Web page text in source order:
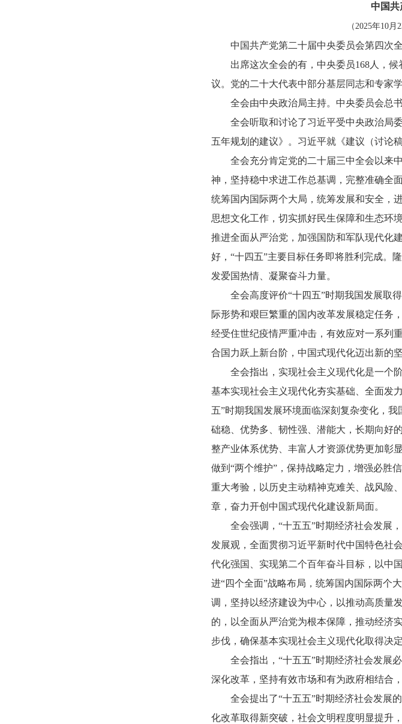
中国
（2025年10
中国共产党第二十届中央委员会第四次
出席这次全会的有，中央委员168人，
议。党的二十大代表中部分基层同志和专家
全会由中央政治局主持。中央委员会总
全会听取和讨论了习近平受中央政治局
五年规划的建议》。习近平就《建议（讨论
全会充分肯定党的二十届三中全会以来
神，坚持稳中求进工作总基调，完整准确全
统筹国内国际两个大局，统筹发展和安全，
思想文化工作，切实抓好民生保障和生态环
推进全面从严治党，加强国防和军队现代化
好，“十四五”主要目标任务即将胜利完成。
发爱国热情、凝聚奋斗力量。
全会高度评价“十四五”时期我国发展取
际形势和艰巨繁重的国内改革发展稳定任务
经受住世纪疫情严重冲击，有效应对一系列
合国力跃上新台阶，中国式现代化迈出新的
全会指出，实现社会主义现代化是一个
基本实现社会主义现代化夯实基础、全面发
五”时期我国发展环境面临深刻复杂变化，
础稳、优势多、韧性强、潜能大，长期向好
整产业体系优势、丰富人才资源优势更加彰
做到“两个维护”，保持战略定力，增强必胜
重大考验，以历史主动精神克难关、战风险
章，奋力开创中国式现代化建设新局面。
全会强调，“十五五”时期经济社会发展
发展观，全面贯彻习近平新时代中国特色社
代化强国、实现第二个百年奋斗目标，以中
进“四个全面”战略布局，统筹国内国际两个
调，坚持以经济建设为中心，以推动高质量
的，以全面从严治党为根本保障，推动经济
步伐，确保基本实现社会主义现代化取得决定
全会指出，“十五五”时期经济社会发展
深化改革，坚持有效市场和有为政府相结合
全会提出了“十五五”时期经济社会发展
化改革取得新突破，社会文明程度明显提升